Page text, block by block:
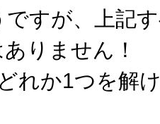
ですが、上記
りません！
れか1つを解